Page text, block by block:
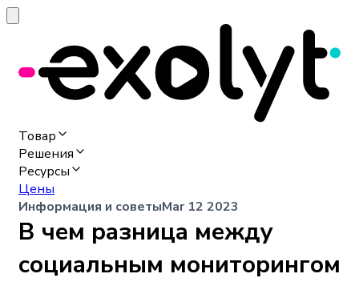
Товар
Решения
Ресурсы
Цены
Информация и советыMar 12 2023
В чем разница между
социальным мониторингом